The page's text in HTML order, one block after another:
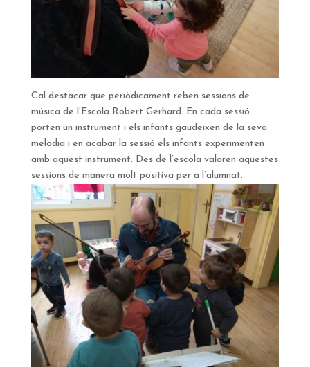
Cal destacar que periòdicament reben sessions de
música de l’Escola Robert Gerhard. En cada sessió
porten un instrument i els infants gaudeixen de la seva
melodia i en acabar la sessió els infants experimenten
amb aquest instrument. Des de l’escola valoren aquestes
sessions de manera molt positiva per a l’alumnat.